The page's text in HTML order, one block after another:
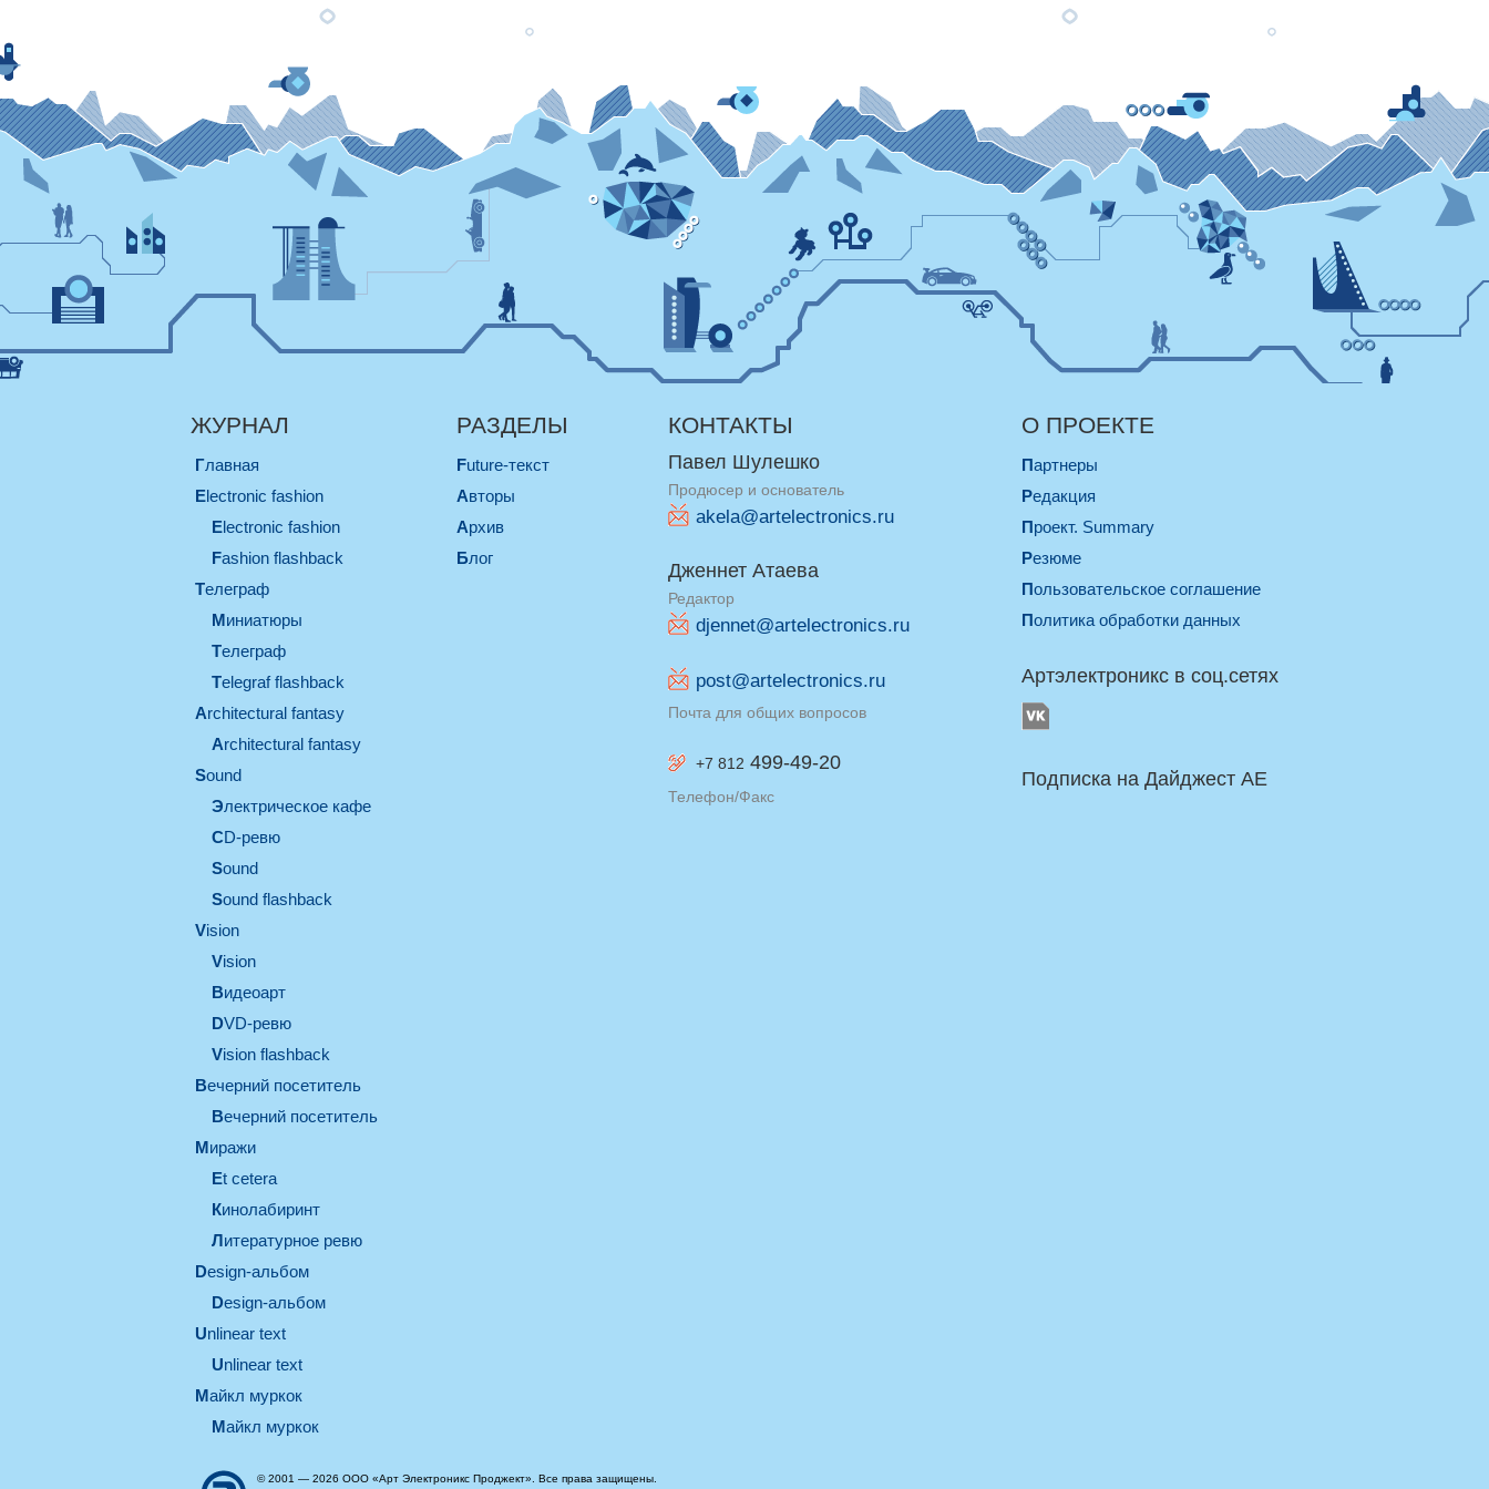
ЖУРНАЛ
Главная
electronic fashion
electronic fashion
Fashion flashback
телеграф
миниатюры
телеграф
Telegraf flashback
architectural fantasy
architectural fantasy
sound
электрическое кафе
CD-ревю
sound
Sound flashback
vision
vision
видеоарт
DVD-ревю
Vision flashback
вечерний посетитель
вечерний посетитель
миражи
et cetera
кинолабиринт
литературное ревю
design-альбом
design-альбом
unlinear text
Unlinear text
майкл муркок
майкл муркок
РАЗДЕЛЫ
Future-текст
Авторы
Архив
Блог
КОНТАКТЫ
Павел Шулешко
Продюсер и основатель
akela@artelectronics.ru
Дженнет Атаева
Редактор
djennet@artelectronics.ru
post@artelectronics.ru
Почта для общих вопросов
+7 812 499-49-20
Телефон/Факс
О ПРОЕКТЕ
Партнеры
Редакция
Проект. Summary
Резюме
Пользовательское соглашение
Политика обработки данных
Артэлектроникс в соц.сетях
Подписка на Дайджест AE
© 2001 — 2026 ООО «Арт Электроникс Проджект». Все права защищены.